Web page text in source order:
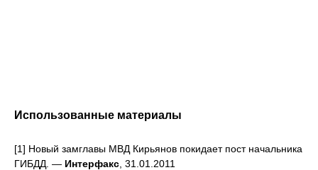
Использованные материалы
[1] Новый замглавы МВД Кирьянов покидает пост начальника
ГИБДД. — Интерфакс , 31.01.2011